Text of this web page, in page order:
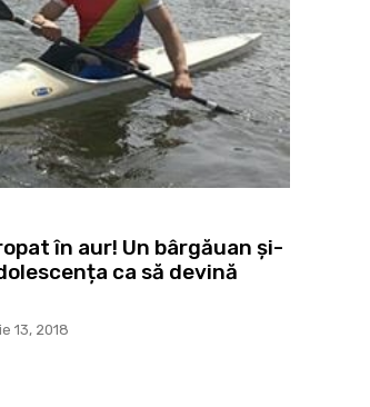
în aur! Un bârgăuan și-
ca să devină
13, 2018